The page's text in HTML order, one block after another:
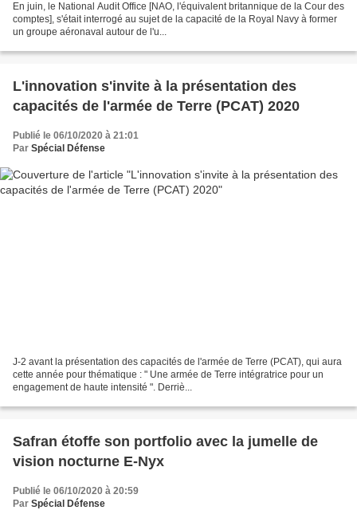
En juin, le National Audit Office [NAO, l'équivalent britannique de la Cour des
comptes], s'était interrogé au sujet de la capacité de la Royal Navy à former
un groupe aéronaval autour de l'u...
L'innovation s'invite à la présentation des
capacités de l'armée de Terre (PCAT) 2020
Publié le 06/10/2020 à 21:01
Par Spécial Défense
J-2 avant la présentation des capacités de l'armée de Terre (PCAT), qui aura
cette année pour thématique : " Une armée de Terre intégratrice pour un
engagement de haute intensité ". Derriè...
Safran étoffe son portfolio avec la jumelle de
vision nocturne E-Nyx
Publié le 06/10/2020 à 20:59
Par Spécial Défense